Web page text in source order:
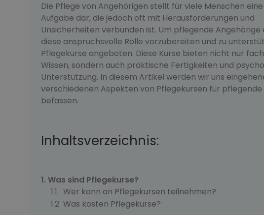
Die Pflege von Angehörigen stellt für viele Menschen
Aufgabe dar, die jedoch oft mit Herausforderungen und
Unsicherheiten verbunden ist. Um pflegende
diese anspruchsvolle Rolle vorzubereiten und zu
Pflegekurse angeboten. Diese Kurse bieten nicht nur
Wissen, sondern auch praktische Fertigkeiten und
Unterstützung. In diesem Artikel werden wir uns
verschiedenen Aspekten von Pflegekursen für
befassen.
Inhaltsverzeichnis:
Was sind Pflegekurse?
Wer kann an Pflegekursen teilnehmen?
Was kosten Pflegekurse?